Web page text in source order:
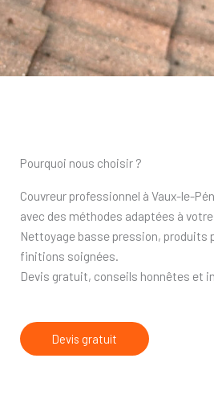
Pourquoi nous choisir ?
Couvreur professionnel à Vaux-le-
avec des méthodes adaptées à
Nettoyage basse pression, produits
finitions soignées.
Devis gratuit, conseils honnêtes et
Devis gratuit